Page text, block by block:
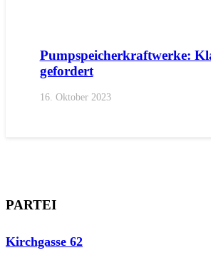
Pumpspeicherkraftwerke:
gefordert
16. Oktober 2023
PARTEI
Kirchgasse 62